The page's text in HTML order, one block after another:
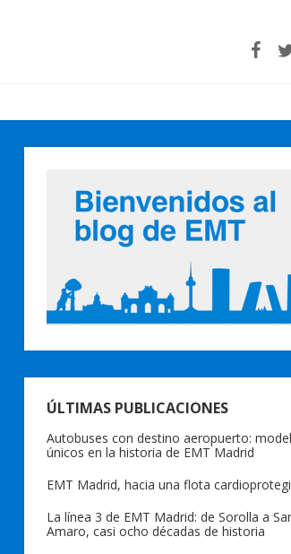
ÚLTIMAS PUBLICACIONES
Autobuses con destino aeropuerto:
únicos en la historia de EMT Madrid
EMT Madrid, hacia una flota
La línea 3 de EMT Madrid: de Sorolla a
Amaro, casi ocho décadas de historia